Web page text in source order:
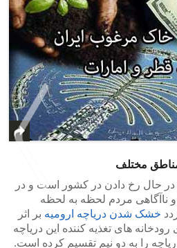
مختلف
در حال رخ دادن در کشور است و در
ناآگاهی مردم لحظه به لحظه
خشک شدن دریاچه ارومیه بر اثر
های تغذیه کننده این دریاچه
را به دو نیم تقسیم کرده است.
>